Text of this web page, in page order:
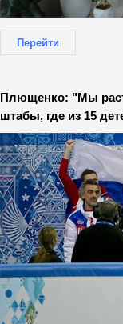
Перейти
Плющенко: "Мы
штабы, где из 15